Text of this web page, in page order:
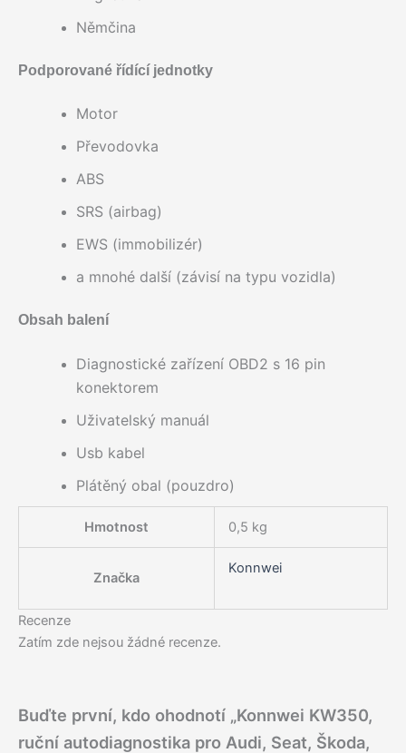
Němčina
Podporované řídící jednotky
Motor
Převodovka
ABS
SRS (airbag)
EWS (immobilizér)
a mnohé další (závisí na typu vozidla)
Obsah balení
Diagnostické zařízení OBD2 s 16 pin
konektorem
Uživatelský manuál
Usb kabel
Plátěný obal (pouzdro)
Hmotnost 0,5 kg
Značka
Konnwei
Recenze
Zatím zde nejsou žádné recenze.
Buďte první, kdo ohodnotí „Konnwei KW350,
ruční autodiagnostika pro Audi, Seat, Škoda,